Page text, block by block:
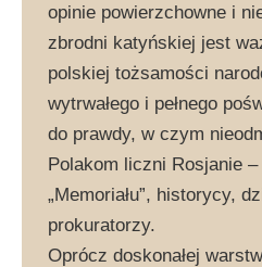
opinie powierzchowne i
zbrodni katyńskiej jest
polskiej tożsamości
wytrwałego i pełnego
do prawdy, w czym
Polakom liczni Rosjanie –
„Memoriału”, historycy,
prokuratorzy.
Oprócz doskonałej